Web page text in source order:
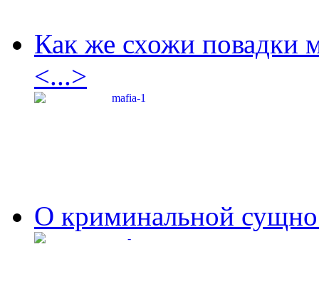
Как же схожи повадки
<...>
О криминальной